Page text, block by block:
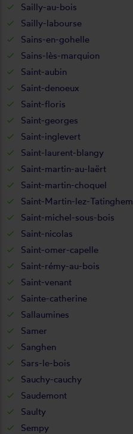
Sailly-au-bois
Sailly-labourse
Sains-en-gohelle
Sains-lès-marquion
Saint-aubin
Saint-denoeux
Saint-floris
Saint-georges
Saint-inglevert
Saint-laurent-blangy
Saint-martin-au-laërt
Saint-martin-choquel
Saint-Martin-lez-Tatinghem
Saint-michel-sous-bois
Saint-nicolas
Saint-omer-capelle
Saint-rémy-au-bois
Saint-venant
Sainte-catherine
Sallaumines
Samer
Sanghen
Sars-le-bois
Sauchy-cauchy
Saudemont
Saulty
Sempy